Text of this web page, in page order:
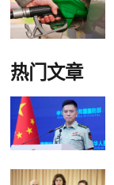
热门文章